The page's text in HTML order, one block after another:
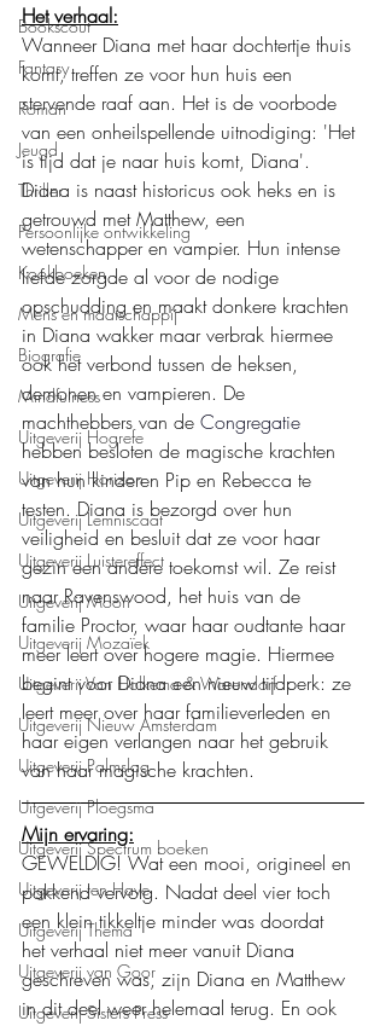
Bookscout
Fantasy
Roman
Jeugd
Thriller
Persoonlijke ontwikkeling
Kookboeken
Mens en maatschappij
Biografie
Mindfulness
Uitgeverij Hogrefe
Uitgeverij Horizon
Uitgeverij Lemniscaat
Uitgeverij Luistereffect
Uitgeverij Moon
Uitgeverij Mozaïek
Uitgeverij Van Holkema & Warendorf
Uitgeverij Nieuw Amsterdam
Uitgeverij Palmslag
Uitgeverij Ploegsma
Uitgeverij Spectrum boeken
Uitgeverij ten Have
Uitgeverij Thema
Uitgeverij van Goor
Uitgeverij Sisters Press
Het verhaal:
Wanneer Diana met haar dochtertje thuis
komt, treffen ze voor hun huis een
stervende raaf aan. Het is de voorbode
van een onheilspellende uitnodiging: 'Het
is tijd dat je naar huis komt, Diana'.
Diana is naast historicus ook heks en is
getrouwd met Matthew, een
wetenschapper en vampier. Hun intense
liefde zorgde al voor de nodige
opschudding en maakt donkere krachten
in Diana wakker maar verbrak hiermee
ook het verbond tussen de heksen,
demonen en vampieren. De
machthebbers van de Congregatie
hebben besloten de magische krachten
van hun kinderen Pip en Rebecca te
testen. Diana is bezorgd over hun
veiligheid en besluit dat ze voor haar
gezin een andere toekomst wil. Ze reist
naar Ravenswood, het huis van de
familie Proctor, waar haar oudtante haar
meer leert over hogere magie. Hiermee
begint voor Diana een nieuw tijdperk: ze
leert meer over haar familieverleden en
haar eigen verlangen naar het gebruik
van haar magische krachten.
Mijn ervaring:
GEWELDIG! Wat een mooi, origineel en
pakkend vervolg. Nadat deel vier toch
een klein tikkeltje minder was doordat
het verhaal niet meer vanuit Diana
geschreven was, zijn Diana en Matthew
in dit deel weer helemaal terug. En ook